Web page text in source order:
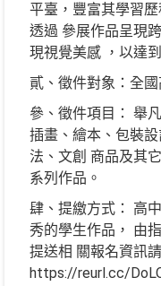
平臺，豐富其學習
透過 參展作品呈現
現視覺美感 ，以達
貳、徵件對象：全
參、徵件項目： 舉
插畫、繪本、包裝
法、文創 商品及其
系列作品。
肆、提繳方式： 高
秀的學生作品， 由
提送相 關報名資訊
https://reurl.cc/